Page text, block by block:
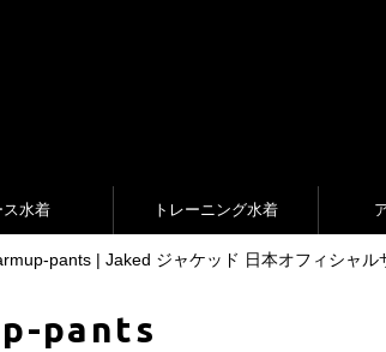
ス水着 トレーニング水着
pants | Jaked ジャケッド 日本オフィシャル
pants